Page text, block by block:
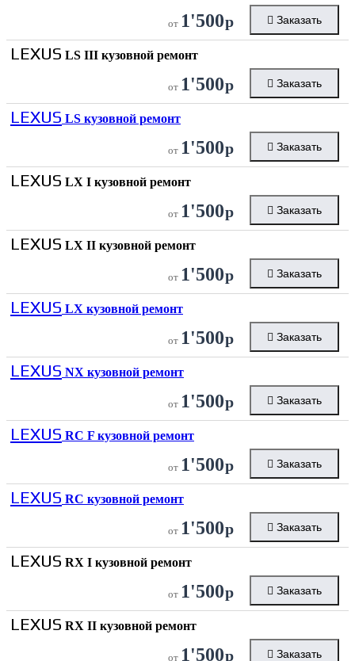
от 1'500р Заказать
LEXUS LS III кузовной ремонт
от 1'500р Заказать
LEXUS LS кузовной ремонт
от 1'500р Заказать
LEXUS LX I кузовной ремонт
от 1'500р Заказать
LEXUS LX II кузовной ремонт
от 1'500р Заказать
LEXUS LX кузовной ремонт
от 1'500р Заказать
LEXUS NX кузовной ремонт
от 1'500р Заказать
LEXUS RC F кузовной ремонт
от 1'500р Заказать
LEXUS RC кузовной ремонт
от 1'500р Заказать
LEXUS RX I кузовной ремонт
от 1'500р Заказать
LEXUS RX II кузовной ремонт
от 1'500р Заказать